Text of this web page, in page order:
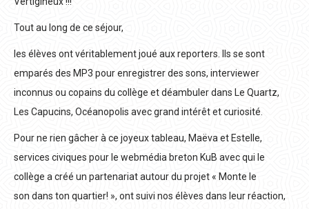
Tout au long de ce séjour,
les élèves ont véritablement joué aux reporters. Ils se sont
emparés des MP3 pour enregistrer des sons, interviewer
inconnus ou copains du collège et déambuler dans Le Quartz,
Les Capucins, Océanopolis avec grand intérêt et curiosité.
Pour ne rien gâcher à ce joyeux tableau, Maëva et Estelle,
services civiques pour le webmédia breton KuB avec qui le
collège a créé un partenariat autour du projet « Monte le
son dans ton quartier! », ont suivi nos élèves dans leur réaction,